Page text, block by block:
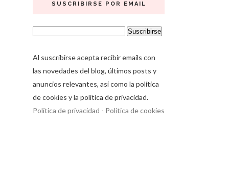
SUSCRIBIRSE POR EMAIL
Al suscribirse acepta recibir emails con
las novedades del blog, últimos posts y
anuncios relevantes, así como la política
de cookies y la política de privacidad.
Política de privacidad - Política de cookies